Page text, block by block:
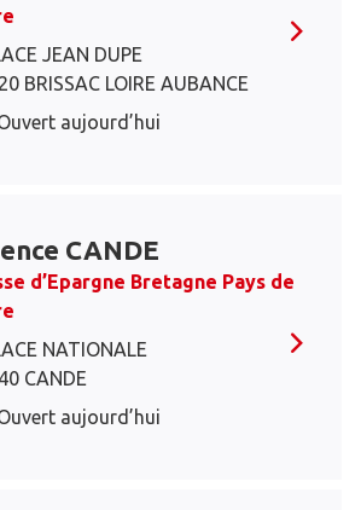
JEAN DUPE
BRISSAC LOIRE AUBANCE
aujourd’hui
CANDE
d’Epargne Bretagne Pays de
NATIONALE
CANDE
aujourd’hui